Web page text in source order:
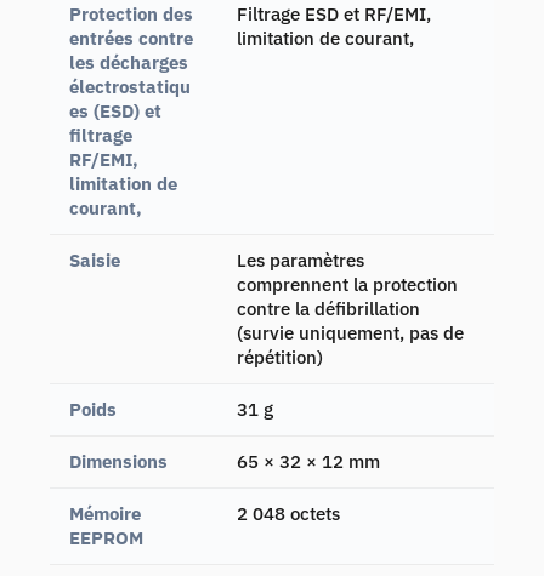
Protection des
entrées contre
les décharges
électrostatiqu
es (ESD) et
filtrage
RF/EMI,
limitation de
courant,
Filtrage ESD et RF/EMI,
limitation de courant,
Saisie
Les paramètres
comprennent la protection
contre la défibrillation
(survie uniquement, pas de
répétition)
Poids 31 g
Dimensions 65 × 32 × 12 mm
Mémoire
EEPROM
2 048 octets